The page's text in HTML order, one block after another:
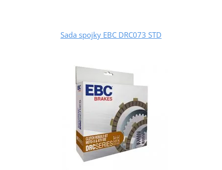
Sada spojky EBC DRC073 STD